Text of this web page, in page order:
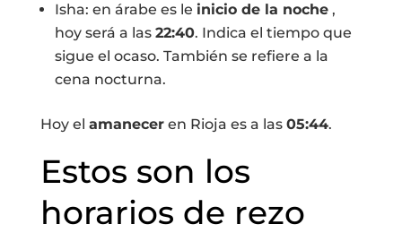
Isha: en árabe es le inicio de la noche,
hoy será a las 22:40. Indica el tiempo que
sigue el ocaso. También se refiere a la
cena nocturna.
Hoy el amaneceren Rioja es a las 05:44.
Estos son los
horarios de rezo